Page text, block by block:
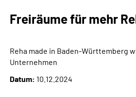
Karriere
Freiräume für mehr
Reha made in Baden-Württemberg
Unternehmen
Datum: 10.12.2024